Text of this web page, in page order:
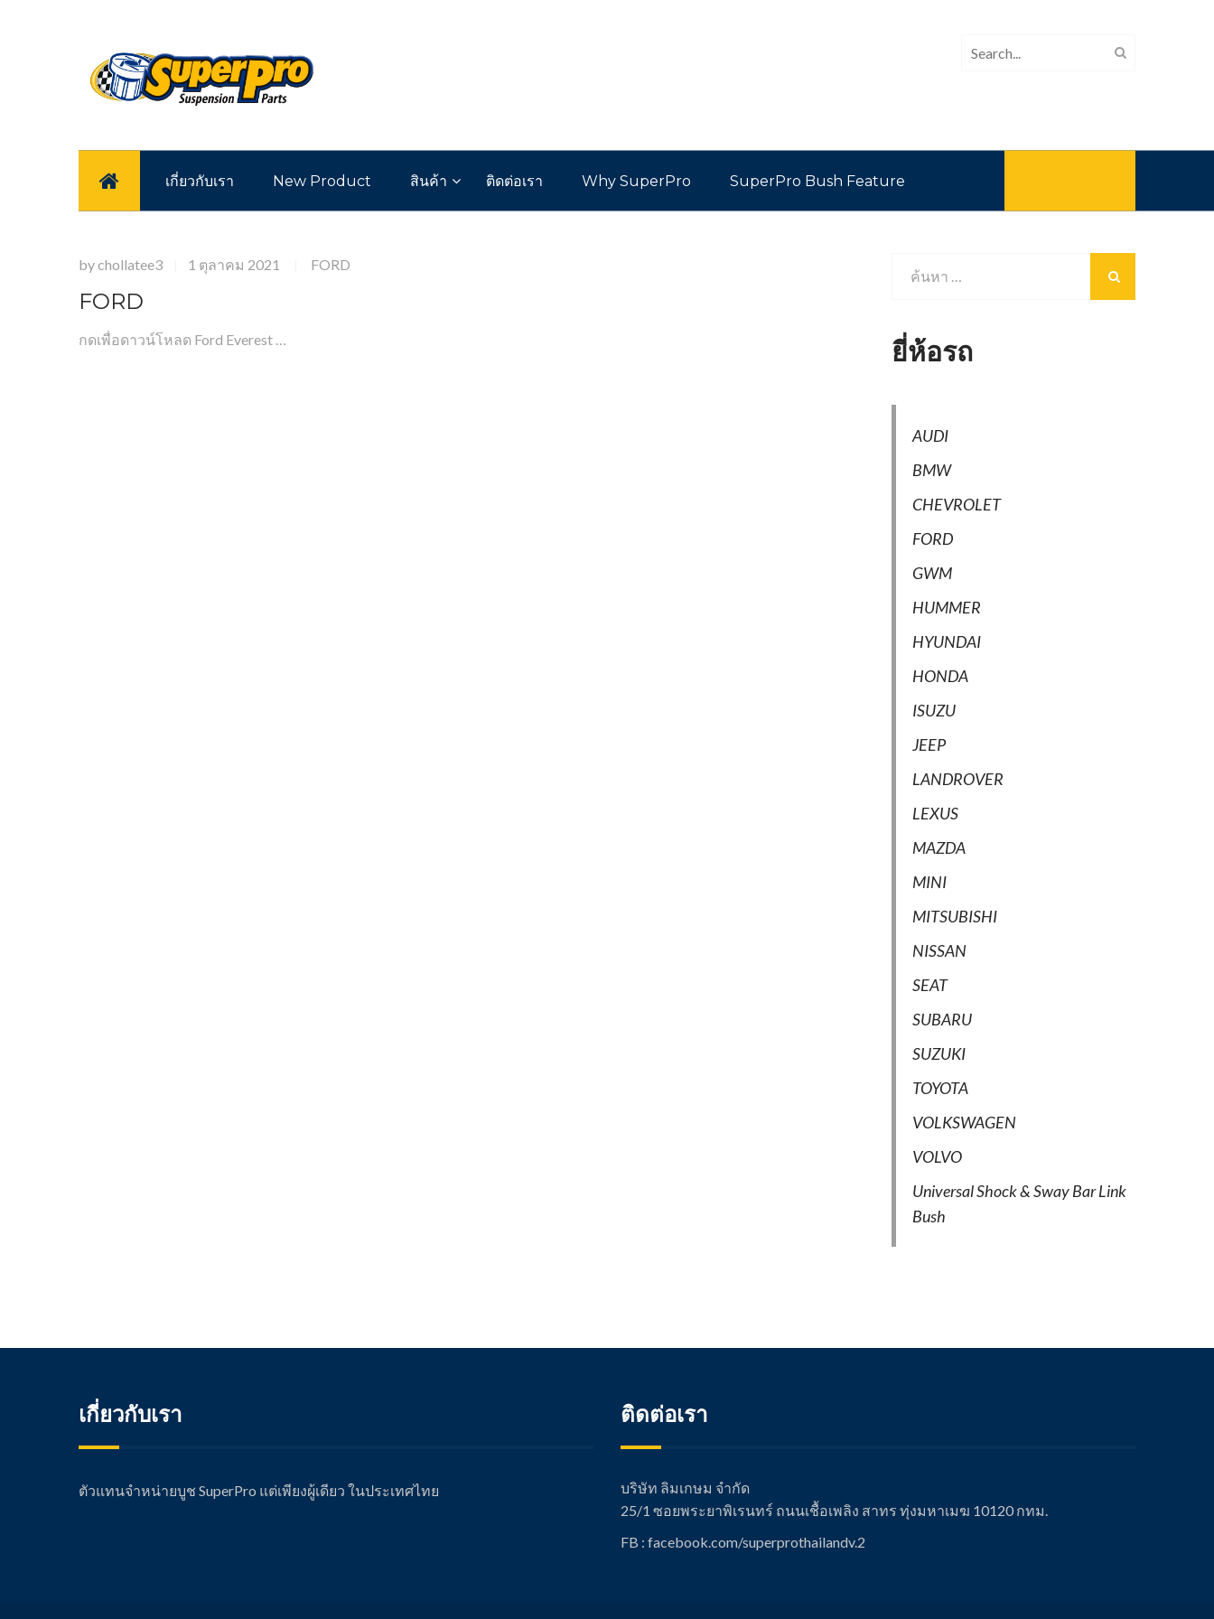
หน้าแรก เกี่ยวกับเรา New Product สินค้า ติดต่อเรา Why SuperPro SuperPro Bush Feature
bychollatee3 1 ตุลาคม 2021 FORD
FORD
กดเพื่อดาวน์โหลด Ford Everest … ยี่ห้อรถ
AUDI
BMW
CHEVROLET
FORD
GWM
HUMMER
HYUNDAI
HONDA
ISUZU
JEEP
LANDROVER
LEXUS
MAZDA
MINI
MITSUBISHI
NISSAN
SEAT
SUBARU
SUZUKI
TOYOTA
VOLKSWAGEN
VOLVO
Universal Shock & Sway Bar Link
Bush
เกี่ยวกับเรา
ตัวแทนจำหน่ายบูช SuperPro แต่เพียงผู้เดียว ในประเทศไทย
ติดต่อเรา
บริษัท ลิมเกษม จำกัด
25/1 ซอยพระยาพิเรนทร์ ถนนเชื้อเพลิง สาทร ทุ่งมหาเมฆ 10120 กทม.
FB : facebook.com/superprothailandv.2